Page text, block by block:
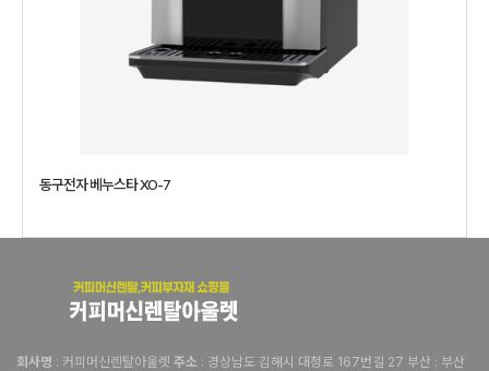
동구전자 베누스타 XO-7
회사명 : 커피머신렌탈아울렛 주소 : 경상남도 김해시 대청로 167번길 27 부산 : 부산